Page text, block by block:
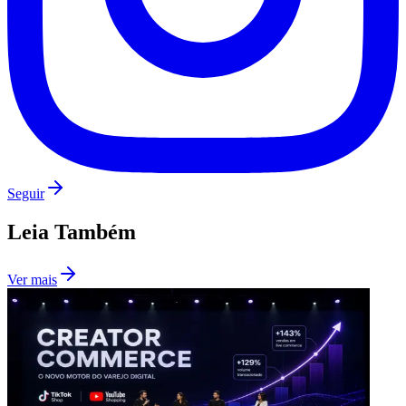
Botafogo
Seguir
Leia Também
Ver mais